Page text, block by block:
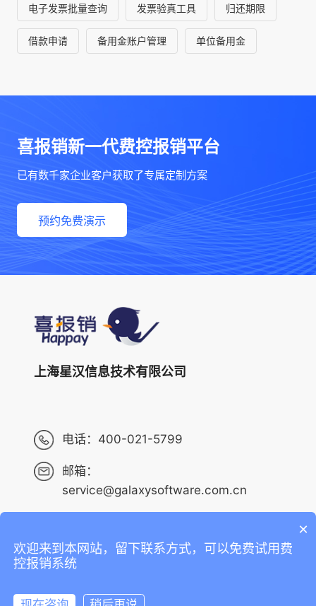
电子发票批量查询 发票验真工具 归还期限
借款申请 备用金账户管理 单位备用金
喜报销新一代费控报销平台
已有数千家企业客户获取了专属定制方案
预约免费演示
上海星汉信息技术有限公司
电话： 400-021-5799
邮箱：
service@galaxysoftware.com.cn
Copyright ©2013-2023 上海星汉信息技术有限公司 版权
沪ICP备14001765号-6
×
欢迎来到本网站，留下联系方式，可以免费试用费
控报销系统